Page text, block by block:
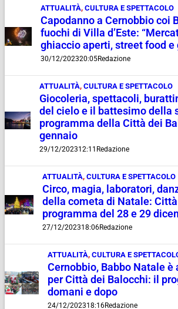
ATTUALITÀ, CULTURA E SPETTACOLO
Capodanno a Cernobbio coi
fuochi di Villa d’Este:
ghiaccio aperti, street food e
30/12/202320:05Redazione
ATTUALITÀ, CULTURA E SPETTACOLO
Giocoleria, spettacoli,
del cielo e il battesimo della
programma della Città dei
gennaio
29/12/202312:11 Redazione
ATTUALITÀ, CULTURA E SPETTACOLO
Circo, magia, laboratori,
della cometa di Natale: Città
programma del 28 e 29
27/12/202318:06Redazione
ATTUALITÀ, CULTURA E
Cernobbio, Babbo Natale è
per Città dei Balocchi: il
domani e dopo
24/12/202318:16Redazione